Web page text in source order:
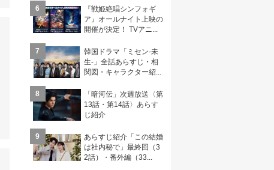
6
『戦姫絶唱シンフォギ
ア』オールナイト上映の
開催が決定！ TVアニ...
7
韓国ドラマ「ミセン-未
生-」全話あらすじ・相
関図・キャラクター紹...
8
「暗河伝」次週放送〈第
13話・第14話〉あらす
じ紹介
9
あらすじ紹介「この結婚
は社内秘で」最終回（3
2話）・番外編（33...